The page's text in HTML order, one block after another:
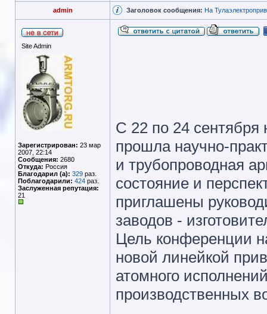
admin Заголовок сообщения: На
Site Admin
Зарегистрирован: 23 мар
2007, 22:14
Сообщения: 2680
Откуда: Россия
Благодарил (а): 329 раз.
Поблагодарили: 424 раз.
Заслуженная репутация:
21
С 22 по 24 сентября
прошла научно-
и трубопроводная
состояние и
приглашены
заводов -
Цель конференции
новой линейкой
атомного
производственных